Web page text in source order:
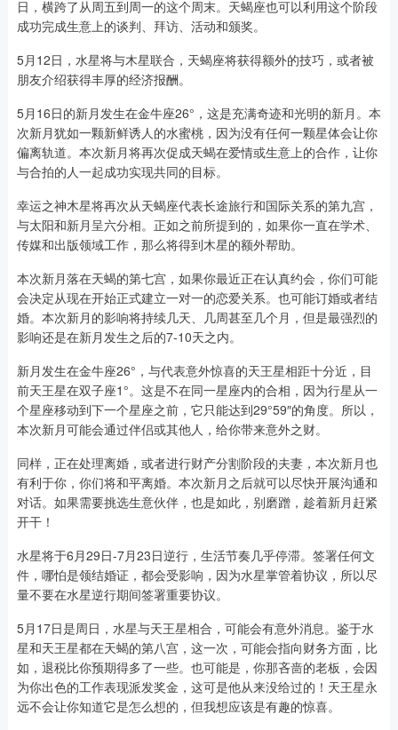
日，横跨了从周五到周一的这个周末。天蝎座也可以利用这个阶段
成功完成生意上的谈判、拜访、活动和颁奖。
5月12日，水星将与木星联合，天蝎座将获得额外的技巧，或者被
朋友介绍获得丰厚的经济报酬。
5月16日的新月发生在金牛座26°，这是充满奇迹和光明的新月。本
次新月犹如一颗新鲜诱人的水蜜桃，因为没有任何一颗星体会让你
偏离轨道。本次新月将再次促成天蝎在爱情或生意上的合作，让你
与合拍的人一起成功实现共同的目标。
幸运之神木星将再次从天蝎座代表长途旅行和国际关系的第九宫，
与太阳和新月呈六分相。正如之前所提到的，如果你一直在学术、
传媒和出版领域工作，那么将得到木星的额外帮助。
本次新月落在天蝎的第七宫，如果你最近正在认真约会，你们可能
会决定从现在开始正式建立一对一的恋爱关系。也可能订婚或者结
婚。本次新月的影响将持续几天、几周甚至几个月，但是最强烈的
影响还是在新月发生之后的7-10天之内。
新月发生在金牛座26°，与代表意外惊喜的天王星相距十分近，目
前天王星在双子座1°。这是不在同一星座内的合相，因为行星从一
个星座移动到下一个星座之前，它只能达到29°59″的角度。所以，
本次新月可能会通过伴侣或其他人，给你带来意外之财。
同样，正在处理离婚，或者进行财产分割阶段的夫妻，本次新月也
有利于你，你们将和平离婚。本次新月之后就可以尽快开展沟通和
对话。如果需要挑选生意伙伴，也是如此，别磨蹭，趁着新月赶紧
开干！
水星将于6月29日-7月23日逆行，生活节奏几乎停滞。签署任何文
件，哪怕是领结婚证，都会受影响，因为水星掌管着协议，所以尽
量不要在水星逆行期间签署重要协议。
5月17日是周日，水星与天王星相合，可能会有意外消息。鉴于水
星和天王星都在天蝎的第八宫，这一次，可能会指向财务方面，比
如，退税比你预期得多了一些。也可能是，你那吝啬的老板，会因
为你出色的工作表现派发奖金，这可是他从来没给过的！天王星永
远不会让你知道它是怎么想的，但我想应该是有趣的惊喜。